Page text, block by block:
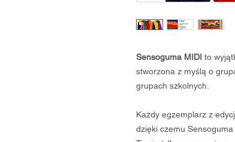
Sensoguma MIDI to
stworzona z myślą o
grupach szkolnych.
Każdy egzemplarz z
dzięki czemu